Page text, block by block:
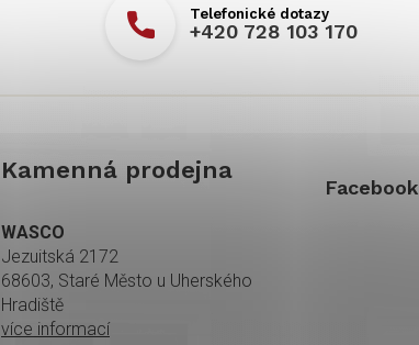
+420 728 103 170
Kamenná prodejna
WASCO
Jezuitská 2172
68603, Staré Město u Uherského
Hradiště
více informací
Facebook